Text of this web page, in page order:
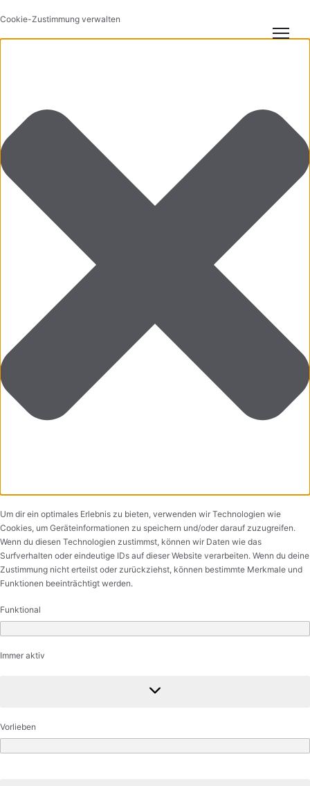
Cookie-Zustimmung verwalten
Um dir ein optimales Erlebnis zu bieten, verwenden wir Technologien wie
Cookies, um Geräteinformationen zu speichern und/oder darauf zuzugreifen.
Wenn du diesen Technologien zustimmst, können wir Daten wie das
Surfverhalten oder eindeutige IDs auf dieser Website verarbeiten. Wenn du deine
Zustimmung nicht erteilst oder zurückziehst, können bestimmte Merkmale und
Funktionen beeinträchtigt werden.
Funktional
Funktional
Immer aktiv
Vorlieben